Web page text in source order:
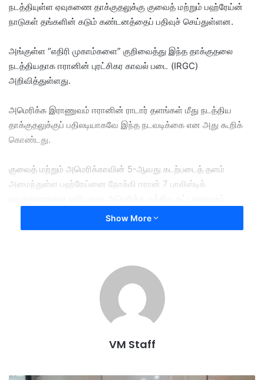
நடத்தியுள்ள ஏவுகணை தாக்குதலுக்கு குவைத் மற்றும் பஹ்ரேய்ன்
நாடுகள் தங்களின் கடும் கண்டனத்தைப் பதிவுச் செய்துள்ளன.
அங்கு​ள்ள “எதிரி முகாம்களை” குறிவைத்து இந்த தாக்குதலை
நடத்தியதாக ஈரானின் புரட்சிகர காவல் படை (IRGC)
அறிவித்துள்ளது.
அமெரிக்க இராணுவம் ஈரானின் ராடார் தளங்கள் மீது நடத்திய
தாக்குதலுக்குப் பதிலடியாகவே இந்த நடவடிக்கை என அது கூறிக்
கொண்டது.
குவைத் மற்றும் அமெரிக்காவின் 5-ஆவது கடற்படைத் தளம்
அமைந்துள்ள பஹ்ரேய்னை நோக்கி ஈரான் 7 பாலிஸ்டிக்
(CENTCOM) உறுதிப்படுத்தியது.
என்றும் குவைத் வெளியுறவு அமைச்சு சாடியது.
பஹ்ரேய்னும் இதனை ‘வெளிப்படையான ஆக்கிரமிப்பு’ என
​அமெரிக்கா-ஈரான் இடையேயான தற்காலிக போர் நிறுத்த
ஏவுகணை வீச்சு வளைகுடா பகுதியில் மீண்டும் பெரும் போர்ப்
Show More
VM Staff